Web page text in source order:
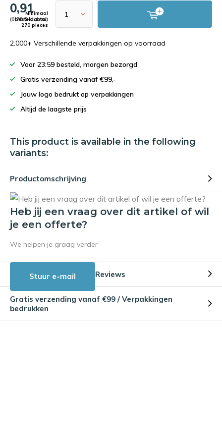
0,91
(0,75 Excl. btw)
Minimaal
bestelaantal:
270 pieces
2.000+ Verschillende verpakkingen op voorraad
Voor 23:59 besteld, morgen bezorgd
Gratis verzending vanaf €99,-
Jouw logo bedrukt op verpakkingen
Altijd de laagste prijs
This product is available in the following
variants:
Productomschrijving
Heb jij een vraag over dit artikel of wil
je een offerte?
We helpen je graag verder
Stuur e-mail Reviews
Gratis verzending vanaf €99 / Verpakkingen
bedrukken